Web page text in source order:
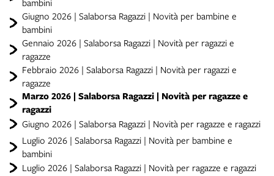
bambini
Giugno 2026 | Salaborsa Ragazzi | Novità per bambine e
bambini
Gennaio 2026 | Salaborsa Ragazzi | Novità per ragazzi e
ragazze
Febbraio 2026 | Salaborsa Ragazzi | Novità per ragazzi e
ragazze
Marzo 2026 | Salaborsa Ragazzi | Novità per ragazze e
ragazzi
Giugno 2026 | Salaborsa Ragazzi | Novità per ragazze e ragazzi
Luglio 2026 | Salaborsa Ragazzi | Novità per bambine e
bambini
Luglio 2026 | Salaborsa Ragazzi | Novità per ragazze e ragazzi